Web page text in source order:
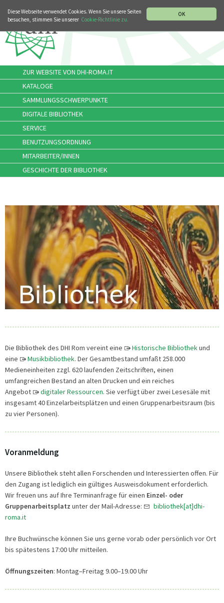
OK
Diese Webseite verwendet Cookies. Wenn Sie unsere Seiten
besuchen, stimmen Sie unserer Cookie-Richtlinie zu.
ZUR WEBSITE VON DHI-ROMA.IT
KATALOGE
SAMMLUNGSSCHWERPUNKTE
DIGITALE BIBLIOTHEK
SERVICE
BENUTZUNGSORDNUNG
MITARBEITER/INNEN
GESCHICHTE DER BIBLIOTHEK
Die Bibliothek des DHI Rom vereint eine Historische Bibliothekund
eine
Musikbibliothek. Der Gesamtbestand umfaßt 258.000
Medieneinheiten zzgl. 620 laufenden Zeitschriften, einen
umfangreichen Bestand an alten Drucken und ein reiches
Angebot
digitaler Ressourcen. Sie verfügt über zwei Lesesäle mit
insgesamt 40 Einzelarbeitsplätzen und einen Gruppenarbeitsraum (bis
zu vier Personen).
Voranmeldung
Unsere Bibliothek steht allen Forschenden und Interessierten offen. Für
den Zugang ist lediglich ein gültiges Ausweisdokument erforderlich.
Wir freuen uns auf Ihre Terminanfrage für einen Einzel- oder
Gruppenarbeitsplatz unter der Mail-Adresse:
bibliothek[at]dhi-
roma.it
Ihre Buchwünsche können Sie uns gerne vorab oder persönlich vor Ort
bis spätestens 17:00 Uhr mitteilen.
Öffnungszeiten: Montag–Freitag 9.00–19.00 Uhr